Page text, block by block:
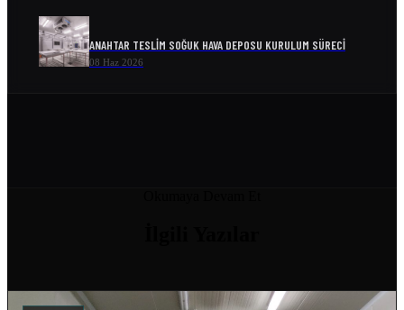
ANAHTAR TESLIM SOĞUK HAVA DEPOSU KURULUM SÜRECI
08 Haz 2026